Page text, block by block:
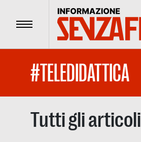
Menu
#TELEDIDATTICA
Tutti gli articoli